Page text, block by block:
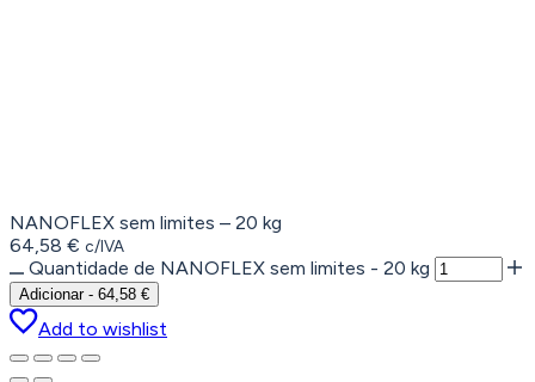
NANOFLEX sem limites – 20 kg
64,58 € c/IVA
Quantidade de NANOFLEX sem limites - 20 kg
Adicionar - 64,58 €
Add to wishlist